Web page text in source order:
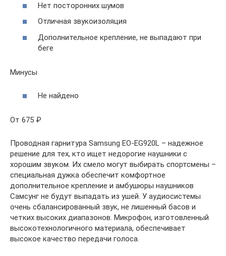
Нет посторонних шумов
Отличная звукоизоляция
Дополнительное крепление, не выпадают при
беге
Минусы
Не найдено
От 675 ₽
Проводная гарнитура Samsung EO-EG920L – надежное
решение для тех, кто ищет недорогие наушники с
хорошим звуком. Их смело могут выбирать спортсмены –
специальная дужка обеспечит комфортное
дополнительное крепление и амбушюры наушников
Самсунг не будут выпадать из ушей. У аудиосистемы
очень сбалансированный звук, не лишенный басов и
четких высоких диапазонов. Микрофон, изготовленный
высокотехнологичного материала, обеспечивает
высокое качество передачи голоса.